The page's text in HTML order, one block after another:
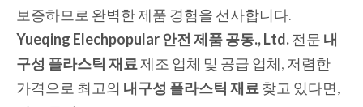
보증하므로 완벽한 제품 경험을 선사합니다.
Yueqing Elechpopular 안전 제품 공동., Ltd.전문 내
구성 플라스틱 재료 제조 업체 및 공급 업체, 저렴한
가격으로 최고의 내구성 플라스틱 재료 찾고 있다면,